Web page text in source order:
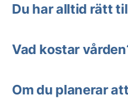
Du har alltid rätt
Vad kostar
Om du planerar